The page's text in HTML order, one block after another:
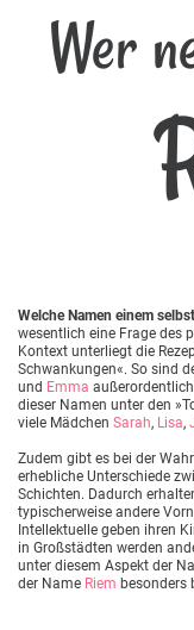
Wer
Welche Namen einem
wesentlich eine Frage des
Kontext unterliegt die
Schwankungen«. So sind
und Emma
dieser Namen unter den
viele Mädchen Sarah, Lisa,
Zudem gibt es bei der
erhebliche Unterschiede
Schichten. Dadurch
typischerweise andere
Intellektuelle geben ihren
in Großstädten werden
unter diesem Aspekt der
der Name Riem besonders